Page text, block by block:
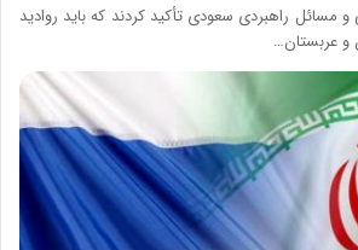
و مسائل راهبردی سعودی تأکید کردند که باید روادید
و عربستان…